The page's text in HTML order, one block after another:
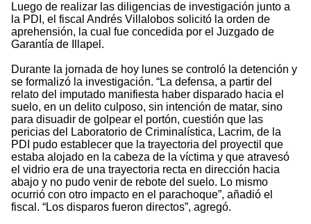
Luego de realizar las diligencias de investigación junto a
la PDI, el fiscal Andrés Villalobos solicitó la orden de
aprehensión, la cual fue concedida por el Juzgado de
Garantía de Illapel.
Durante la jornada de hoy lunes se controló la detención y
se formalizó la investigación. “La defensa, a partir del
relato del imputado manifiesta haber disparado hacia el
suelo, en un delito culposo, sin intención de matar, sino
para disuadir de golpear el portón, cuestión que las
pericias del Laboratorio de Criminalística, Lacrim, de la
PDI pudo establecer que la trayectoria del proyectil que
estaba alojado en la cabeza de la víctima y que atravesó
el vidrio era de una trayectoria recta en dirección hacia
abajo y no pudo venir de rebote del suelo. Lo mismo
ocurrió con otro impacto en el parachoque”, añadió el
fiscal. “Los disparos fueron directos”, agregó.